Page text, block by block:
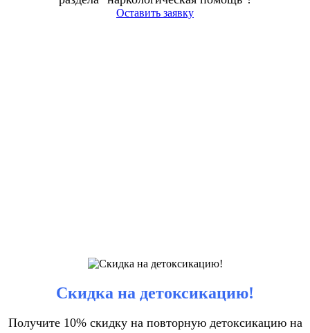
Оставить заявку
Скидка на детоксикацию!
Получите 10% скидку на повторную детоксикацию на